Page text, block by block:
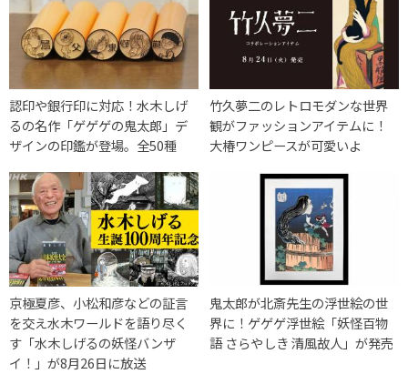
認印や銀行印に対応！水木しげ
るの名作「ゲゲゲの鬼太郎」デ
ザインの印鑑が登場。全50種
竹久夢二のレトロモダンな世界
観がファッションアイテムに！
大椿ワンピースが可愛いよ
京極夏彦、小松和彦などの証言
を交え水木ワールドを語り尽く
す「水木しげるの妖怪バンザ
イ！」が8月26日に放送
鬼太郎が北斎先生の浮世絵の世
界に！ゲゲゲ浮世絵「妖怪百物
語 さらやしき 清風故人」が発売